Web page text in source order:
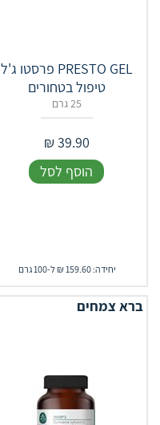
PRESTO GEL פרסטו ג'ל
טיפול בטחורים
25 גרם
39.90
₪
הוסף לסל
יחידה: 159.60 ₪ ל-100 גרם
ברא צמחים